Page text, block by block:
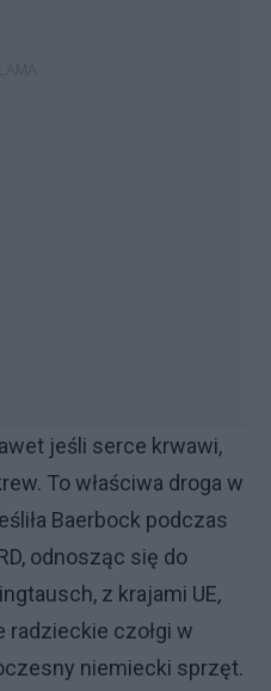
jeśli serce krwawi,
To właściwa droga w
Baerbock podczas
odnosząc się do
z krajami UE,
radzieckie czołgi w
niemiecki sprzęt.